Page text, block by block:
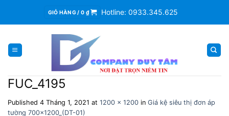
content
GIỎ HÀNG / 0 ₫ Hotline: 0933.345.625
FUC_4195
Published 4 Tháng 1, 2021 at 1200 × 1200 in Giá kệ siêu thị đơn áp
tường 700×1200_(DT-01)